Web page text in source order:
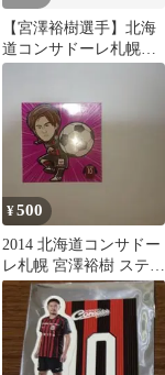
【宮澤裕樹選手】北海
道コンサドーレ札幌ト
レーディングカード
¥500
2014 北海道コンサドー
レ札幌 宮澤裕樹 ステッ
カー シール